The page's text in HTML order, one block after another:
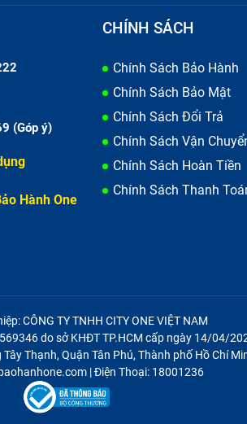
(Góp ý)
Hành One
CHÍNH SÁCH
Chính Sách Bảo Hành
Chính Sách Bảo Mật
Chính Sách Đổi Trả
Chính Sách Vận
Chính Sách Hoàn Tiền
Chính Sách Thanh
CÔNG TY TNHH CITY ONE VIỆT NAM
do sở KHĐT TP.HCM cấp ngày 14/04/
Thạnh, Quận Tân Phú, Thành phố Hồ Chí
| Điện Thoại: 18001236